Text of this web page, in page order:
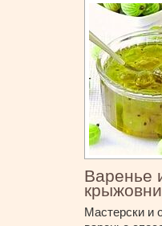
Варенье
Мастерски и